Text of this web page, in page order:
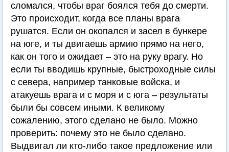
сломался, чтобы враг боялся тебя до смерти.
Это происходит, когда все планы врага
рушатся. Если он окопался и засел в бункере
на юге, и ты двигаешь армию прямо на него,
как он того и ожидает – это на руку врагу. Но
если ты вводишь крупные, быстроходные силы
с севера, например танковые войска, и
атакуешь врага и с моря и с юга – результаты
были бы совсем иными. К великому
сожалению, этого сделано не было. Можно
проверить: почему это не было сделано.
Выдвигал ли кто-либо такое предложение или